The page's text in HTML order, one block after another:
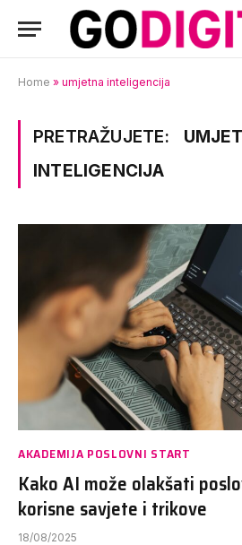
Home » umjetna inteligencija
PRETRAŽUJETE:
INTELIGENCIJA
AKADEMIJA POSLOVNI START
Kako AI može olakšati
korisne savjete i trikove
18/08/2025